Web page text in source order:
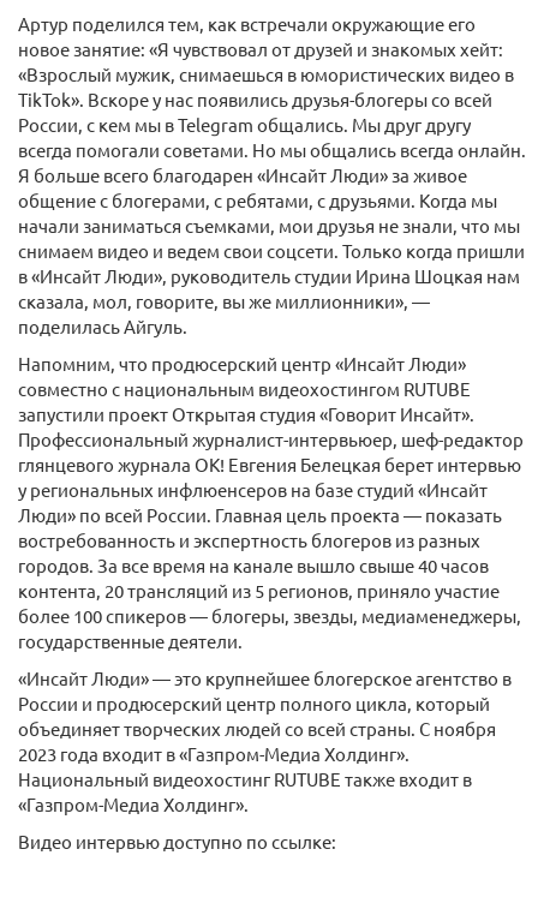
Артур поделился тем, как встречали окружающие его
новое занятие: «Я чувствовал от друзей и знакомых хейт:
«Взрослый мужик, снимаешься в юмористических видео в
TikTok». Вскоре у нас появились друзья-блогеры со всей
России, с кем мы в Telegram общались. Мы друг другу
всегда помогали советами. Но мы общались всегда онлайн.
Я больше всего благодарен «Инсайт Люди» за живое
общение с блогерами, с ребятами, с друзьями. Когда мы
начали заниматься съемками, мои друзья не знали, что мы
снимаем видео и ведем свои соцсети. Только когда пришли
в «Инсайт Люди», руководитель студии Ирина Шоцкая нам
сказала, мол, говорите, вы же миллионники», —
поделилась Айгуль.
Напомним, что продюсерский центр «Инсайт Люди»
совместно с национальным видеохостингом RUTUBE
запустили проект Открытая студия «Говорит Инсайт».
Профессиональный журналист-интервьюер, шеф-редактор
глянцевого журнала ОК! Евгения Белецкая берет интервью
у региональных инфлюенсеров на базе студий «Инсайт
Люди» по всей России. Главная цель проекта — показать
востребованность и экспертность блогеров из разных
городов. За все время на канале вышло свыше 40 часов
контента, 20 трансляций из 5 регионов, приняло участие
более 100 спикеров — блогеры, звезды, медиаменеджеры,
государственные деятели.
«Инсайт Люди» — это крупнейшее блогерское агентство в
России и продюсерский центр полного цикла, который
объединяет творческих людей со всей страны. С ноября
2023 года входит в «Газпром-Медиа Холдинг».
Национальный видеохостинг RUTUBE также входит в
«Газпром-Медиа Холдинг».
Видео интервью доступно по ссылке: